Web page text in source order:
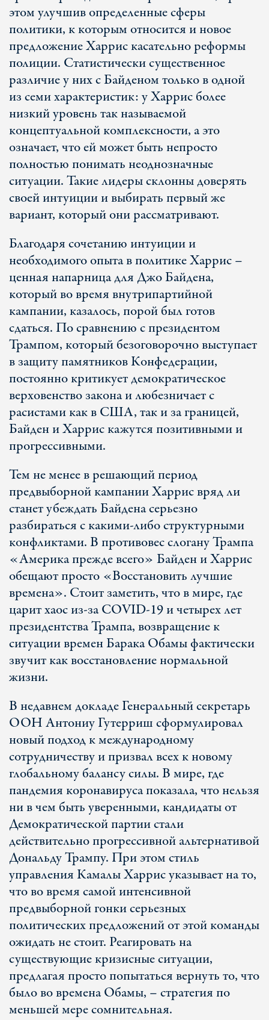
этом улучшив определенные сферы
политики, к которым относится и новое
предложение Харрис касательно реформы
полиции. Статистически существенное
различие у них с Байденом только в одной
из семи характеристик: у Харрис более
низкий уровень так называемой
концептуальной комплексности, а это
означает, что ей может быть непросто
полностью понимать неоднозначные
ситуации. Такие лидеры склонны доверять
своей интуиции и выбирать первый же
вариант, который они рассматривают.
Благодаря сочетанию интуиции и
необходимого опыта в политике Харрис –
ценная напарница для Джо Байдена,
который во время внутрипартийной
кампании, казалось, порой был готов
сдаться. По сравнению с президентом
Трампом, который безоговорочно выступает
в защиту памятников Конфедерации,
постоянно критикует демократическое
верховенство закона и любезничает с
расистами как в США, так и за границей,
Байден и Харрис кажутся позитивными и
прогрессивными.
Тем не менее в решающий период
предвыборной кампании Харрис вряд ли
станет убеждать Байдена серьезно
разбираться с какими-либо структурными
конфликтами. В противовес слогану Трампа
«Америка прежде всего» Байден и Харрис
обещают просто «Восстановить лучшие
времена». Стоит заметить, что в мире, где
царит хаос из-за COVID-19 и четырех лет
президентства Трампа, возвращение к
ситуации времен Барака Обамы фактически
звучит как восстановление нормальной
жизни.
В недавнем докладе Генеральный секретарь
ООН Антониу Гутерриш сформулировал
новый подход к международному
сотрудничеству и призвал всех к новому
глобальному балансу силы. В мире, где
пандемия коронавируса показала, что нельзя
ни в чем быть уверенными, кандидаты от
Демократической партии стали
действительно прогрессивной альтернативой
Дональду Трампу. При этом стиль
управления Камалы Харрис указывает на то,
что во время самой интенсивной
предвыборной гонки серьезных
политических предложений от этой команды
ожидать не стоит. Реагировать на
существующие кризисные ситуации,
предлагая просто попытаться вернуть то, что
было во времена Обамы, – стратегия по
меньшей мере сомнительная.